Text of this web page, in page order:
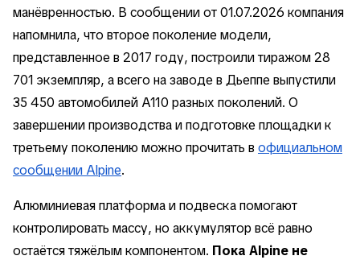
манёвренностью. В сообщении от 01.07.2026 компания
напомнила, что второе поколение модели,
представленное в 2017 году, построили тиражом 28
701 экземпляр, а всего на заводе в Дьеппе выпустили
35 450 автомобилей A110 разных поколений. О
завершении производства и подготовке площадки к
третьему поколению можно прочитать в официальном
сообщении Alpine.
Алюминиевая платформа и подвеска помогают
контролировать массу, но аккумулятор всё равно
остаётся тяжёлым компонентом. Пока Alpine не